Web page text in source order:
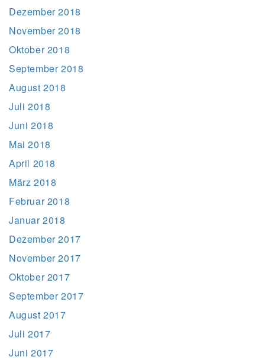
Dezember 2018
November 2018
Oktober 2018
September 2018
August 2018
Juli 2018
Juni 2018
Mai 2018
April 2018
März 2018
Februar 2018
Januar 2018
Dezember 2017
November 2017
Oktober 2017
September 2017
August 2017
Juli 2017
Juni 2017